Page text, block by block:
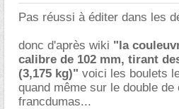
Pas réussi à éditer dans les
donc d'après wiki "la
calibre de 102 mm, tirant
(3,175 kg)" voici les boulets
quand même sur le double
francdumas...